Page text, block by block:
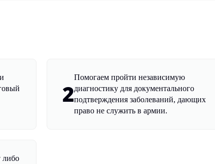
2
Помогаем пройти независимую
диагностику для документального
подтверждения заболеваний, дающих
право не служить в армии.
либо